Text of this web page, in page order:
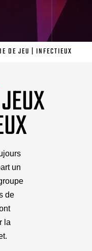
DE JEU | INFECTIEUX
un
de
la